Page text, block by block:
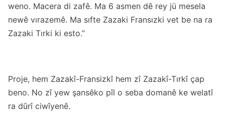
weno. Macera di zafê. Ma 6 asmen dê rey jü mesela
newê vırazemê. Ma sıfte Zazaki Fransızki vet be na ra
Zazaki Tırki ki esto.”
Proje, hem Zazakî-Fransizkî hem zî Zazakî-Tırkî çap
beno. No zî yew şansêko pîl o seba domanê ke welatî
ra dûrî ciwîyenê.